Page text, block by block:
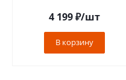
4 199₽/шт
В корзину